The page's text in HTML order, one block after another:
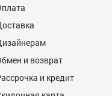
и возврат
и кредит